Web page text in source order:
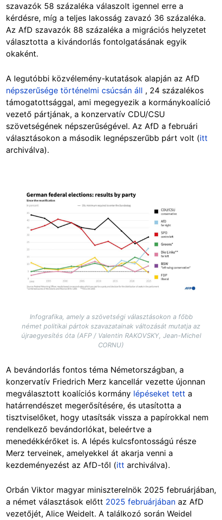
szavazók 58 százaléka válaszolt igennel erre a
kérdésre, míg a teljes lakosság zavazó 36 százaléka.
Az AfD szavazók 88 százaléka a migrációs helyzetet
választotta a kivándorlás fontolgatásának egyik
okaként.
A legutóbbi közvélemény-kutatások alapján az AfD
népszerűsége történelmi csúcsán áll , 24 százalékos
támogatottsággal, ami megegyezik a kormánykoalíció
vezető pártjának, a konzervatív CDU/CSU
szövetségének népszerűségével. Az AfD a februári
választásokon a második legnépszerűbb párt volt (itt
archiválva).
Infografika, amely a szövetségi választásokon a főbb
német politikai pártok szavazatainak változását mutatja az
újraegyesítés óta (AFP / Valentin RAKOVSKY, Jean-Michel
CORNU)
A bevándorlás fontos téma Németországban, a
konzervatív Friedrich Merz kancellár vezette újonnan
megválasztott koalíciós kormány lépéseket tett a
határrendészet megerősítésére, és utasította a
tisztviselőket, hogy utasítsák vissza a papírokkal nem
rendelkező bevándorlókat, beleértve a
menedékkérőket is. A lépés kulcsfontosságú része
Merz terveinek, amelyekkel át akarja venni a
kezdeményezést az AfD-től (itt archiválva).
Orbán Viktor magyar miniszterelnök 2025 februárjában,
a német választások előtt 2025 februárjában az AfD
vezetőjét, Alice Weidelt. A találkozó során Weidel